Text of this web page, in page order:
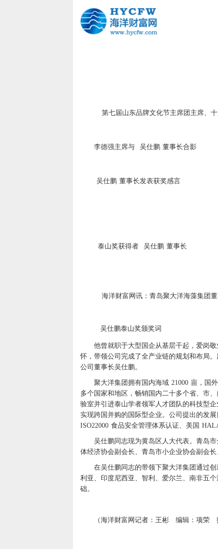
第七届山东品牌文化节主席团主席、
李德强主席与 吴仕鹏 董事长合影
吴仕鹏 董事长发表获奖感言
泰山奖获得者 吴仕鹏 董事长
海洋财富网讯：青岛聚大洋海藻集团
吴仕鹏泰山奖颁奖词
他曾就职于大型国企从基层干起，爱岗
怀，带领公司完成了全产业链的规划和布局
公司董事长吴仕鹏。
聚大洋集团拥有国内海域 21000 亩，国外
多个国家和地区，畅销国内二十多个省、市
验室并引进泰山学者领军人才团队的科技型
实现跨国并购的国际型企业。公司提出的发
ISO22000 食品安全管理体系认证、美国
吴仕鹏同志现为黄岛区人大代表。青岛
体经济协会副会长、青岛市小企业协会副会
在吴仕鹏同志的带领下聚大洋集团通过
利亚、印度尼西亚、智利、爱尔兰、南非五
础。
（海洋财富网记者：王彬 编辑：项荣